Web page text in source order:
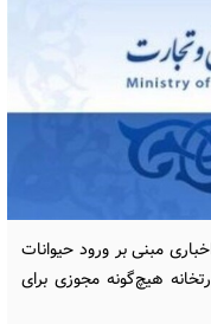
مبنی بر ورود حیوانات
هیچ‌گونه مجوزی برای